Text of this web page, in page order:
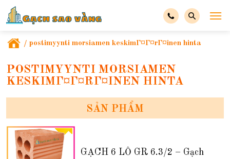
/ postimyynti morsiamen keskimГ¤Г¤rГ¤inen hinta
POSTIMYYNTI MORSIAMEN
KESKIMГ¤Г¤RГ¤INEN HINTA
SẢN PHẨM
GẠCH 6 LỖ GR 6.3/2 – Gạch